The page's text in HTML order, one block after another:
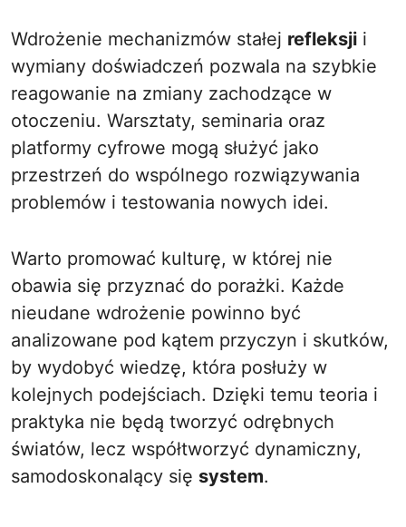
Wdrożenie mechanizmów stałej refleksji i
wymiany doświadczeń pozwala na szybkie
reagowanie na zmiany zachodzące w
otoczeniu. Warsztaty, seminaria oraz
platformy cyfrowe mogą służyć jako
przestrzeń do wspólnego rozwiązywania
problemów i testowania nowych idei.
Warto promować kulturę, w której nie
obawia się przyznać do porażki. Każde
nieudane wdrożenie powinno być
analizowane pod kątem przyczyn i skutków,
by wydobyć wiedzę, która posłuży w
kolejnych podejściach. Dzięki temu teoria i
praktyka nie będą tworzyć odrębnych
światów, lecz współtworzyć dynamiczny,
samodoskonalący się system.